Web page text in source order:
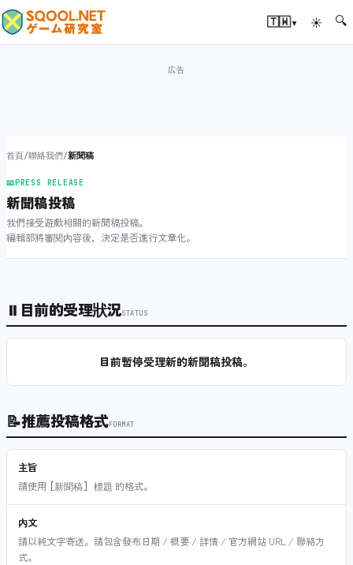
🇹🇼▾ ☀ 🔍
首頁/聯絡我們/新聞稿
📧PRESS RELEASE
新聞稿投稿
我們接受遊戲相關的新聞稿投稿。
編輯部將審閱內容後，決定是否進行文章化。
⏸ 目前的受理狀況STATUS
目前暫停受理新的新聞稿投稿。
📝推薦投稿格式FORMAT
主旨
請使用
[新聞稿] 標題 的格式。
內文
請以純文字寄送。請包含發布日期 / 概要 / 詳情 / 官方網站 URL / 聯絡方
式。